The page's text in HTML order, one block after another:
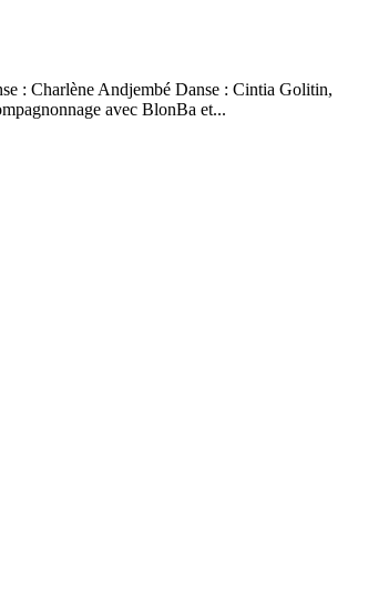
: Charlène Andjembé Danse : Cintia Golitin,
avec BlonBa et...